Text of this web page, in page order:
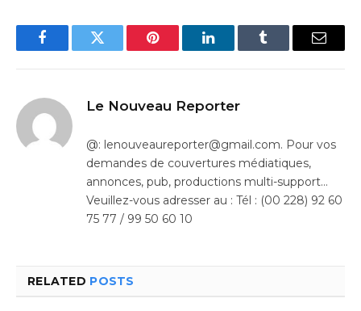
FacebookTwitter Pinterest LinkedInTumblr Email
Le Nouveau Reporter
@: lenouveaureporter@gmail.com. Pour vos
demandes de couvertures médiatiques,
annonces, pub, productions multi-support…
Veuillez-vous adresser au : Tél : (00 228) 92 60
75 77 / 99 50 60 10
RELATED POSTS